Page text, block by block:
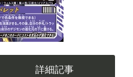
詳細記事